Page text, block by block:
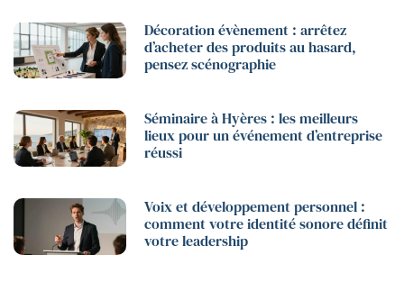
Décoration évènement : arrêtez
d’acheter des produits au hasard,
pensez scénographie
Séminaire à Hyères : les meilleurs
lieux pour un événement d’entreprise
réussi
Voix et développement personnel :
comment votre identité sonore définit
votre leadership